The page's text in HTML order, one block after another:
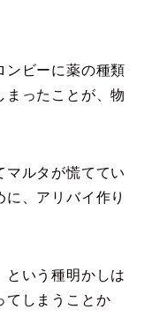
ンビーに薬の種類
まったことが、物
マルタが慌ててい
、アリバイ作り
という種明かしは
てしまうことか